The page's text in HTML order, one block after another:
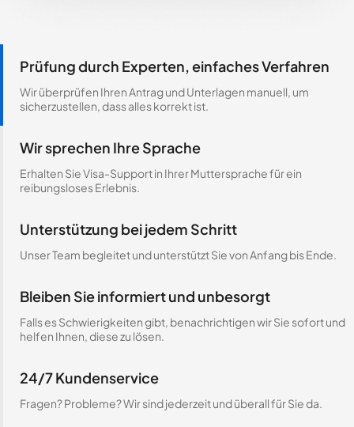
Prüfung durch Experten, einfaches Verfahren
Wir überprüfen Ihren Antrag und Unterlagen manuell, um
sicherzustellen, dass alles korrekt ist.
Wir sprechen Ihre Sprache
Erhalten Sie Visa-Support in Ihrer Muttersprache für ein
reibungsloses Erlebnis.
Unterstützung bei jedem Schritt
Unser Team begleitet und unterstützt Sie von Anfang bis Ende.
Bleiben Sie informiert und unbesorgt
Falls es Schwierigkeiten gibt, benachrichtigen wir Sie sofort und
helfen Ihnen, diese zu lösen.
24/7 Kundenservice
Fragen? Probleme? Wir sind jederzeit und überall für Sie da.